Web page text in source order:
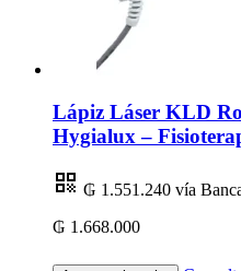
Lápiz Láser KLD
Hygialux –
₲ 1.551.240 vía
₲ 1.668.000